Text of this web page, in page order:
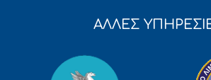
ΑΛΛΕΣ